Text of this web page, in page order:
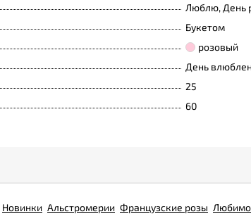
Люблю, День
Букетом
розовый
День
25
60
Новинки Альстромерии Французские розы